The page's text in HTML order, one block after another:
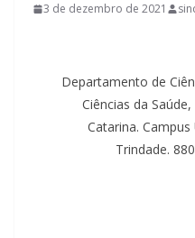
3 de dezembro de 2021
Departamento de
Ciências da
Catarina.
Trindade.